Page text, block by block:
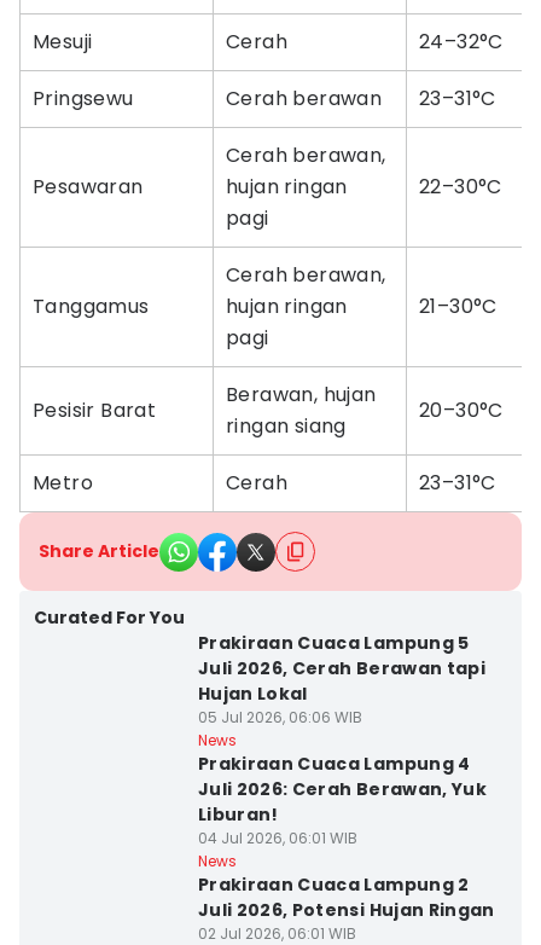
Mesuji Cerah 24–32°C
Pringsewu Cerah berawan 23–31°C
Pesawaran
Cerah berawan,
hujan ringan
pagi
22–30°C
Tanggamus
Cerah berawan,
hujan ringan
pagi
21–30°C
Pesisir Barat
Berawan, hujan
ringan siang
20–30°C
Metro Cerah 23–31°C
Share Article
Curated For You
Prakiraan Cuaca Lampung 5
Juli 2026, Cerah Berawan tapi
Hujan Lokal
05 Jul 2026, 06:06 WIB
News
Prakiraan Cuaca Lampung 4
Juli 2026: Cerah Berawan, Yuk
Liburan!
04 Jul 2026, 06:01 WIB
News
Prakiraan Cuaca Lampung 2
Juli 2026, Potensi Hujan Ringan
02 Jul 2026, 06:01 WIB